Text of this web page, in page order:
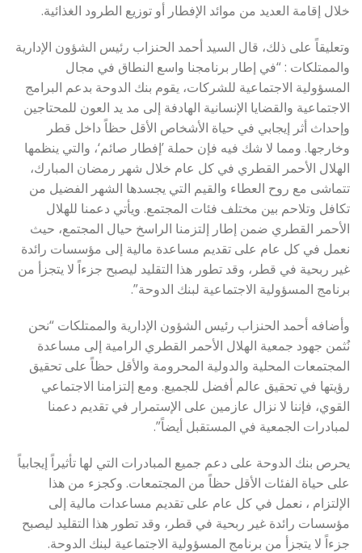
خلال إقامة العديد من موائد الإفطار أو توزيع الطرود الغذائية.
وتعليقاً على ذلك، قال السيد أحمد الحنزاب رئيس الشؤون الإدارية
والممتلكات : “في إطار برنامجنا واسع النطاق في مجال
المسؤولية الاجتماعية للشركات، يقوم بنك الدوحة بدعم البرامج
الاجتماعية والقضايا الإنسانية الهادفة إلى مد يد العون للمحتاجين
وإحداث أثر إيجابي في حياة الأشخاص الأقل حظاً داخل قطر
وخارجها. ومما لا شك فيه فإن حملة ’إفطار صائم‘، والتي ينظمها
الهلال الأحمر القطري في كل عام خلال شهر رمضان المبارك،
تتماشى مع روح العطاء والقيم التي يجسدها الشهر الفضيل من
تكافل وتلاحم بين مختلف فئات المجتمع. ويأتي دعمنا للهلال
الأحمر القطري ضمن إطار إلتزمنا الراسخ حيال المجتمع، حيث
نعمل في كل عام على تقديم مساعدة مالية إلى مؤسسات رائدة
غير ربحية في قطر، وقد تطور هذا التقليد ليصبح جزءاً لا يتجزأ من
برنامج المسؤولية الاجتماعية لبنك الدوحة”.
وأضافه أحمد الحنزاب رئيس الشؤون الإدارية والممتلكات “نحن
نُثمن جهود جمعية الهلال الأحمر القطري الرامية إلى مساعدة
المجتمعات المحلية والدولية المحرومة والأقل حظاً على تحقيق
رؤيتها في تحقيق عالم أفضل للجميع. ومع إلتزامنا الاجتماعي
القوي، فإننا لا نزال عازمين على الإستمرار في تقديم دعمنا
لمبادرات الجمعية في المستقبل أيضاً”.
يحرص بنك الدوحة على دعم جميع المبادرات التي لها تأثيراً إيجابياً
على حياة الفئات الأقل حظاً من المجتمعات. وكجزء من هذا
الإلتزام ، نعمل في كل عام على تقديم مساعدات مالية إلى
مؤسسات رائدة غير ربحية في قطر، وقد تطور هذا التقليد ليصبح
جزءاً لا يتجزأ من برنامج المسؤولية الاجتماعية لبنك الدوحة.